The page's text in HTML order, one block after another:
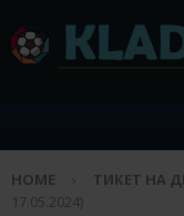
HOME ТИКЕТ НА
17.05.2024)